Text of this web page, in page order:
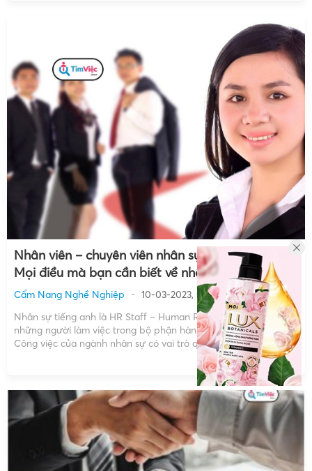
Nhân viên – chuyên viên nhân sự tiếng anh là gì?
Mọi điều mà bạn cần biết về nhân sự
Cẩm Nang Nghề Nghiệp
10-03-2023, 01:53
Nhân sự tiếng anh là HR Staff – Human Resource Staff chỉ
những người làm việc trong bộ phận hành chính – nhân sự.
Công việc của ngành nhân sự có vai trò quan trọng, không thể
thiếu trong bất kì doanh nghiệp nào. Để hiểu rõ nhân sự tiếng